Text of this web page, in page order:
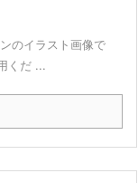
のイラスト画像で
くだ ...